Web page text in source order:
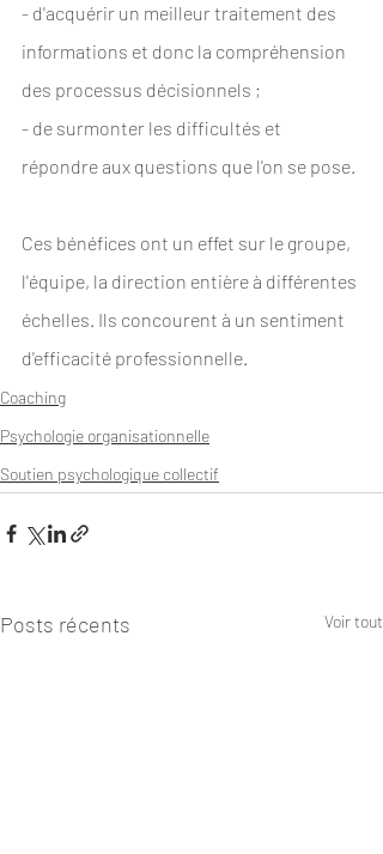
- d'acquérir un meilleur traitement des
informations et donc la compréhension
des processus décisionnels ;
- de surmonter les difficultés et
répondre aux questions que l'on se pose.
Ces bénéfices ont un effet sur le groupe,
l'équipe, la direction entière à différentes
échelles. Ils concourent à un sentiment
d'efficacité professionnelle.
Coaching
Psychologie organisationnelle
Soutien psychologique collectif
Posts récents Voir tout